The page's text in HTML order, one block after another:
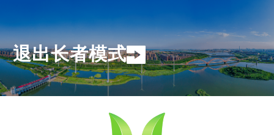
退出长者模式